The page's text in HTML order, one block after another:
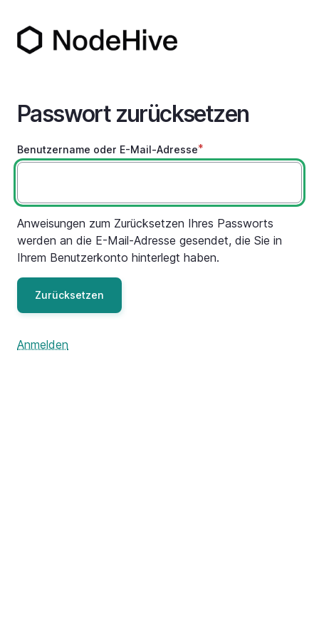
zum
Inhalt
Passwort zurücksetzen
Benutzername oder E-Mail-Adresse
Anweisungen zum Zurücksetzen Ihres Passworts
werden an die E-Mail-Adresse gesendet, die Sie in
Ihrem Benutzerkonto hinterlegt haben.
Anmelden